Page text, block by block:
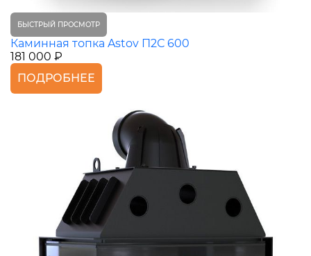
БЫСТРЫЙ ПРОСМОТР
Каминная топка Astov П2С 600
181 000 ₽
ПОДРОБНЕЕ